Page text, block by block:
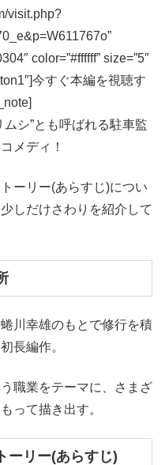
visit.php?
color=”#ffffff” size=”5″
今すぐ本編を視聴す
ムシ”とも呼ばれる駐車監
メディ！
ーリー(あらすじ)につい
しだけさわりを紹介して
川幸雄のもとで修行を積
長編作。
職業をテーマに、さまざ
って描き出す。
ーリー(あらすじ)